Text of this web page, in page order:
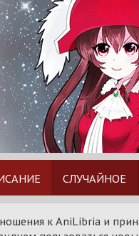
СЛУЧАЙНОЕ
к AniLibria и